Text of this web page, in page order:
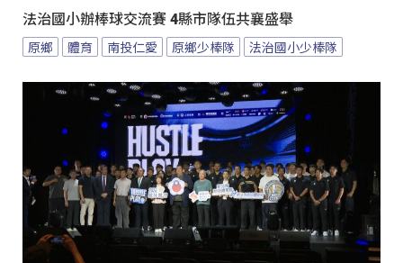
法治國小辦棒球交流賽 4縣市隊伍共襄盛舉
原鄉 體育 南投仁愛 原鄉少棒隊 法治國小少棒隊